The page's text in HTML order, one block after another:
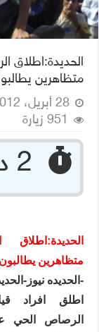
الحديدة:اطلاق
متظاهرين
28 أبريل، 2012
951 زيارة
279
الحديدة:اطلاق
متظاهرين
-الحديده نيوز-
اطلق
افراد
الرصاص الحي